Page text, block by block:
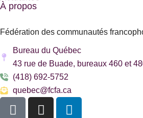
À propos
Fédération des communautés
Bureau du Québec
43 rue de Buade, bureaux 460 et
(418) 692-5752
quebec@fcfa.ca
F
I
L